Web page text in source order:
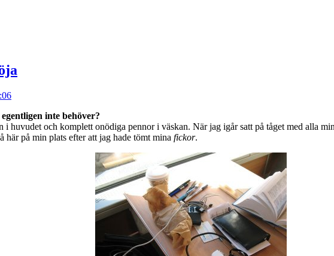
inte behöver?
huvudet och komplett onödiga pennor i väskan. När jag igår satt på tåget med alla
här på min plats efter att jag hade tömt mina fickor.